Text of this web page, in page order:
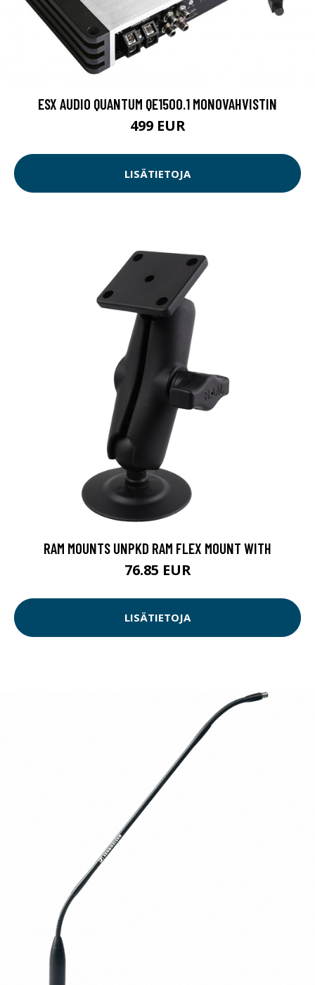
ESX AUDIO QUANTUM QE1500.1 MONOVAHVISTIN
499 EUR
LISÄTIETOJA
RAM MOUNTS UNPKD RAM FLEX MOUNT WITH
76.85 EUR
LISÄTIETOJA